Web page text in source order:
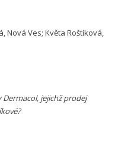
Nová Ves; Květa Roštíková,
jejichž prodej